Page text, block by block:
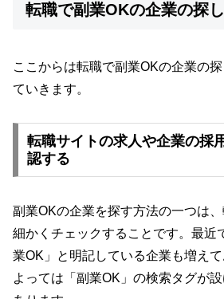
転職で副業OKの企業の探
ここからは転職で副業OKの企業の
ていきます。
転職サイトの求人や企業の採
認する
副業OKの企業を探す方法の一つは
細かくチェックすることです。最近
業OK」と明記している企業も増え
よっては「副業OK」の検索タグが